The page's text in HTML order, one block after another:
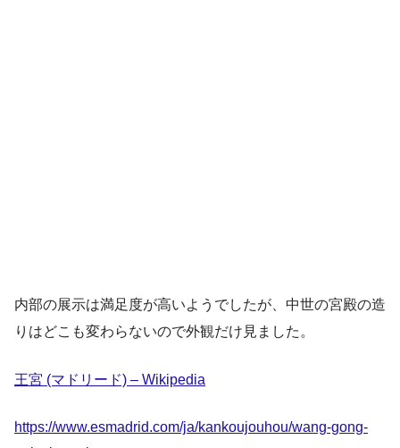
内部の展示は満足度が高いようでしたが、中世の宮殿の造
りはどこも変わらないので外観だけ見ました。
王宮 (マドリード) – Wikipedia
https://www.esmadrid.com/ja/kankoujouhou/wang-gong-